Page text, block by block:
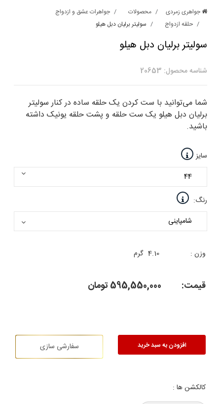
جواهری زمردی محصولات
جواهرات عشق و ازدواج
حلقه ازدواج
سولیتر برلیان دبل هیلو
سولیتر برلیان دبل هیلو
شناسه محصول: 20653
شما می‌توانید با ست کردن یک حلقه ساده در کنار سولیتر
برلیان دبل هیلو یک ست حلقه و پشت حلقه یونیک داشته
باشید.
سایز
رنگ:
وزن : 4.10 گرم
قیمت: 595,550,000تومان
افزودن به سبد خرید سفارشی سازی
کالکشن ها :